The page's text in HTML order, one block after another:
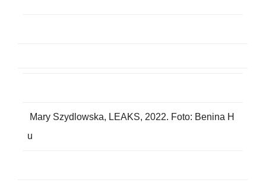
Mary Szydlowska, LEAKS, 2022. Foto: Benina H
u